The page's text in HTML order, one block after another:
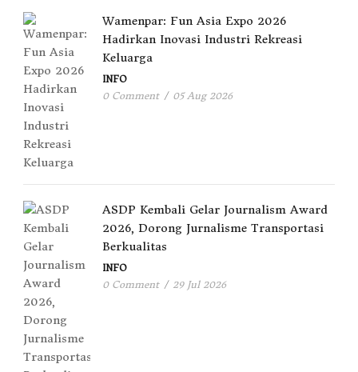
Wamenpar: Fun Asia Expo 2026
Hadirkan Inovasi Industri Rekreasi
Keluarga
INFO
0 Comment / 05 Aug 2026
ASDP Kembali Gelar Journalism Award
2026, Dorong Jurnalisme Transportasi
Berkualitas
INFO
0 Comment / 29 Jul 2026